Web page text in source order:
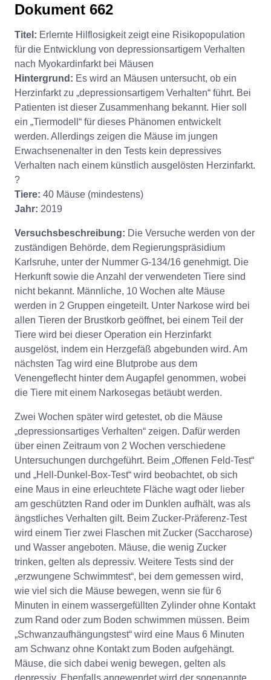
Dokument 662
Titel: Erlernte Hilflosigkeit zeigt eine Risikopopulation
für die Entwicklung von depressionsartigem Verhalten
nach Myokardinfarkt bei Mäusen
Hintergrund: Es wird an Mäusen untersucht, ob ein
Herzinfarkt zu „depressionsartigem Verhalten“ führt. Bei
Patienten ist dieser Zusammenhang bekannt. Hier soll
ein „Tiermodell“ für dieses Phänomen entwickelt
werden. Allerdings zeigen die Mäuse im jungen
Erwachsenenalter in den Tests kein depressives
Verhalten nach einem künstlich ausgelösten Herzinfarkt.
?
Tiere: 40 Mäuse (mindestens)
Jahr: 2019
Versuchsbeschreibung: Die Versuche werden von der
zuständigen Behörde, dem Regierungspräsidium
Karlsruhe, unter der Nummer G-134/16 genehmigt. Die
Herkunft sowie die Anzahl der verwendeten Tiere sind
nicht bekannt. Männliche, 10 Wochen alte Mäuse
werden in 2 Gruppen eingeteilt. Unter Narkose wird bei
allen Tieren der Brustkorb geöffnet, bei einem Teil der
Tiere wird bei dieser Operation ein Herzinfarkt
ausgelöst, indem ein Herzgefäß abgebunden wird. Am
nächsten Tag wird eine Blutprobe aus dem
Venengeflecht hinter dem Augapfel genommen, wobei
die Tiere mit einem Narkosegas betäubt werden.
Zwei Wochen später wird getestet, ob die Mäuse
„depressionsartiges Verhalten“ zeigen. Dafür werden
über einen Zeitraum von 2 Wochen verschiedene
Untersuchungen durchgeführt. Beim „Offenen Feld-Test“
und „Hell-Dunkel-Box-Test“ wird beobachtet, ob sich
eine Maus in eine erleuchtete Fläche wagt oder lieber
am geschützten Rand oder im Dunklen aufhält, was als
ängstliches Verhalten gilt. Beim Zucker-Präferenz-Test
wird einem Tier zwei Flaschen mit Zucker (Saccharose)
und Wasser angeboten. Mäuse, die wenig Zucker
trinken, gelten als depressiv. Weitere Tests sind der
„erzwungene Schwimmtest“, bei dem gemessen wird,
wie viel sich die Mäuse bewegen, wenn sie für 6
Minuten in einem wassergefüllten Zylinder ohne Kontakt
zum Rand oder zum Boden schwimmen müssen. Beim
„Schwanzaufhängungstest“ wird eine Maus 6 Minuten
am Schwanz ohne Kontakt zum Boden aufgehängt.
Mäuse, die sich dabei wenig bewegen, gelten als
depressiv. Ebenfalls angewendet wird der sogenannte